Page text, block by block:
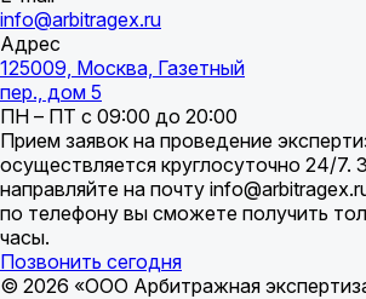
info@arbitragex.ru
Адрес
125009, Москва, Газетный
пер., дом 5
ПН – ПТ с 09:00 до 20:00
Прием заявок на проведение
осуществляется круглосуточно 24/7.
направляйте на почту
по телефону вы сможете получить
часы.
Позвонить сегодня
© 2026 «ООО Арбитражная